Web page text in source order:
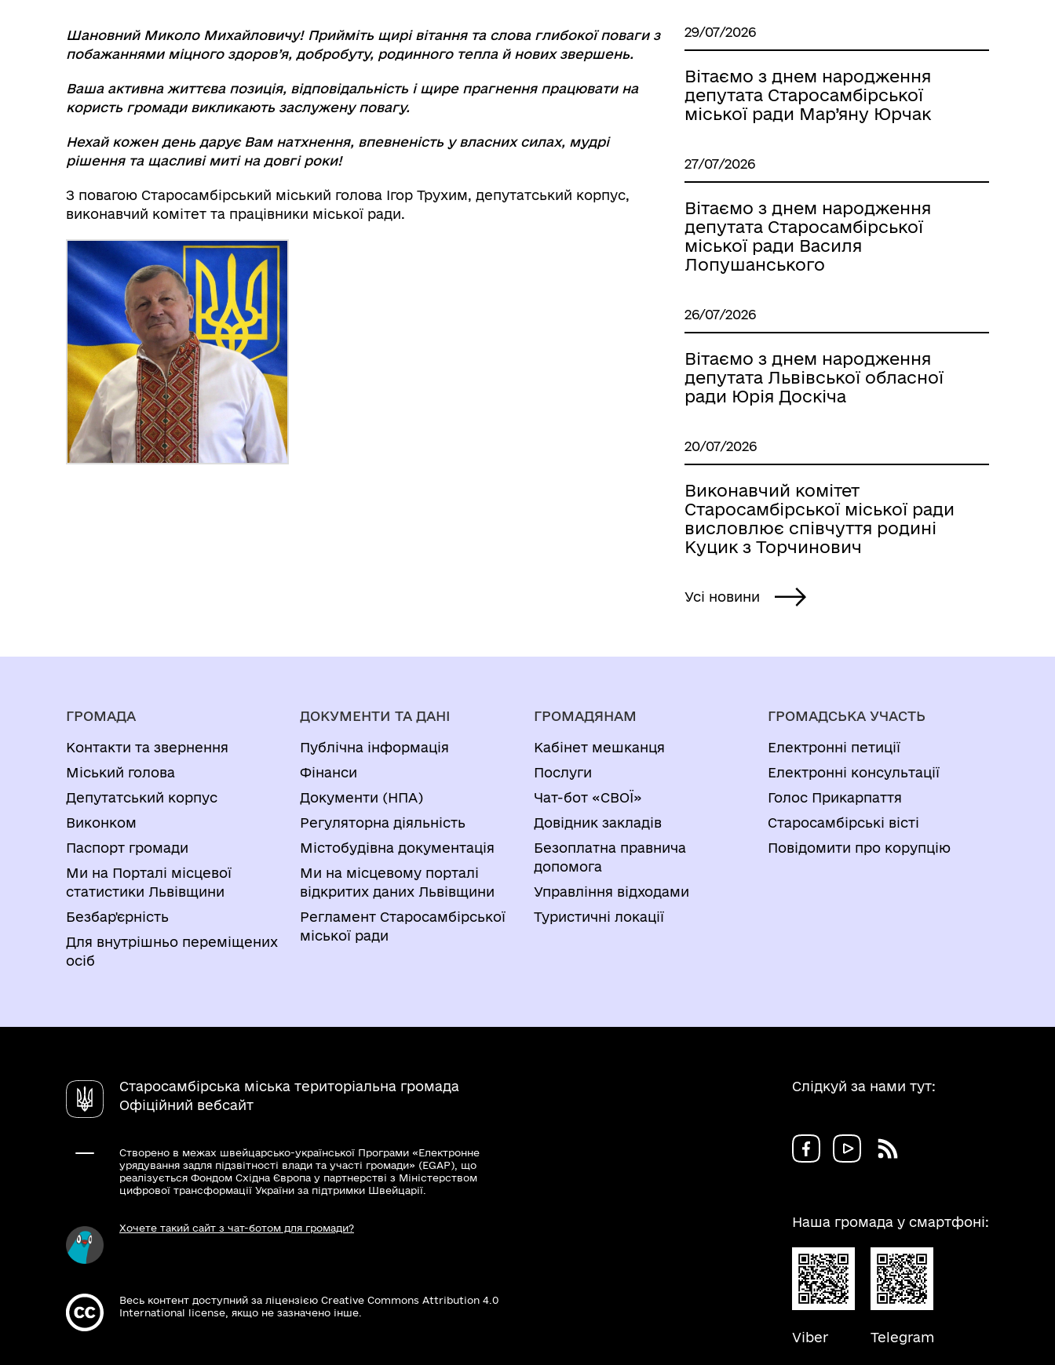
Шановний Миколо Михайловичу! Прийміть щирі вітання та слова глибокої поваги з
побажаннями міцного здоров’я, добробуту, родинного тепла й нових звершень.
Ваша активна життєва позиція, відповідальність і щире прагнення працювати на
користь громади викликають заслужену повагу.
Нехай кожен день дарує Вам натхнення, впевненість у власних силах, мудрі
рішення та щасливі миті на довгі роки!
З повагою Старосамбірський міський голова Ігор Трухим, депутатський корпус,
виконавчий комітет та працівники міської ради.
29/07/2026
Вітаємо з днем народження
депутата Старосамбірської
міської ради Мар’яну Юрчак
27/07/2026
Вітаємо з днем народження
депутата Старосамбірської
міської ради Василя
Лопушанського
26/07/2026
Вітаємо з днем народження
депутата Львівської обласної
ради Юрія Доскіча
20/07/2026
Виконавчий комітет
Старосамбірської міської ради
висловлює співчуття родині
Куцик з Торчинович
Усі новини
ГРОМАДА
Контакти та звернення
Міський голова
Депутатський корпус
Виконком
Паспорт громади
Ми на Порталі місцевої
статистики Львівщини
Безбар'єрність
Для внутрішньо переміщених
осіб
ДОКУМЕНТИ ТА ДАНІ
Публічна інформація
Фінанси
Документи (НПА)
Регуляторна діяльність
Містобудівна документація
Ми на місцевому порталі
відкритих даних Львівщини
Регламент Старосамбірської
міської ради
ГРОМАДЯНАМ
Кабінет мешканця
Послуги
Чат-бот «СВОЇ»
Довідник закладів
Безоплатна правнича
допомога
Управління відходами
Туристичні локації
ГРОМАДСЬКА УЧАСТЬ
Електронні петиції
Електронні консультації
Голос Прикарпаття
Старосамбірські вісті
Повідомити про корупцію
Старосамбірська міська територіальна громада
Офіційний вебсайт
Створено в межах швейцарсько-української Програми «Електронне
урядування задля підзвітності влади та участі громади» (EGAP), що
реалізується Фондом Східна Європа у партнерстві з Міністерством
цифрової трансформації України за підтримки Швейцарії.
Хочете такий сайт з чат-ботом для громади?
Весь контент доступний за ліцензією Creative Commons Attribution 4.0
International license, якщо не зазначено інше.
Слідкуй за нами тут:
Наша громада у смартфоні:
Viber Telegram